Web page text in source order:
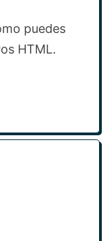
puedes
HTML.